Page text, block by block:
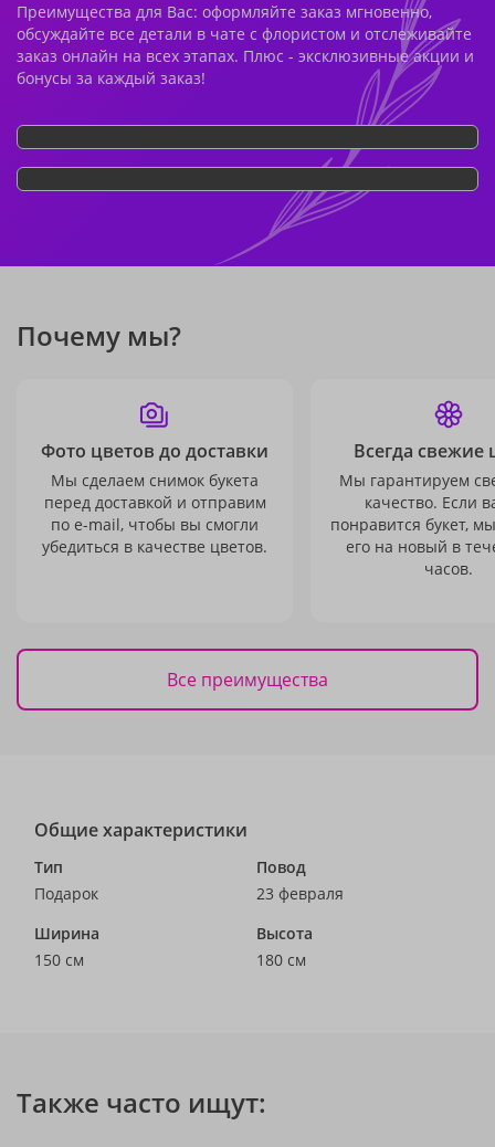
Преимущества для Вас: оформляйте заказ мгновенно,
обсуждайте все детали в чате с флористом и отслеживайте
заказ онлайн на всех этапах. Плюс - эксклюзивные акции и
бонусы за каждый заказ!
Почему мы?
Фото цветов до доставки
Мы сделаем снимок букета
перед доставкой и отправим
по e-mail, чтобы вы смогли
убедиться в качестве цветов.
Всегда свежие
Мы гарантируем
качество. Если
понравится букет,
его на новый в
часов.
Все преимущества
Общие характеристики
Тип
Подарок
Повод
23 февраля
Ширина
150 см
Высота
180 см
Также часто ищут: